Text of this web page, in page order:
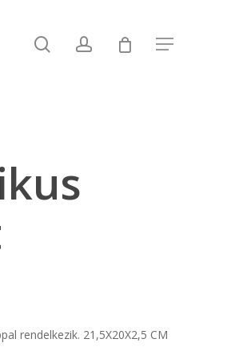
searchaccount Menu
rendelkezik. 21,5X20X2,5 CM